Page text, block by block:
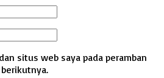
situs web saya pada peramban